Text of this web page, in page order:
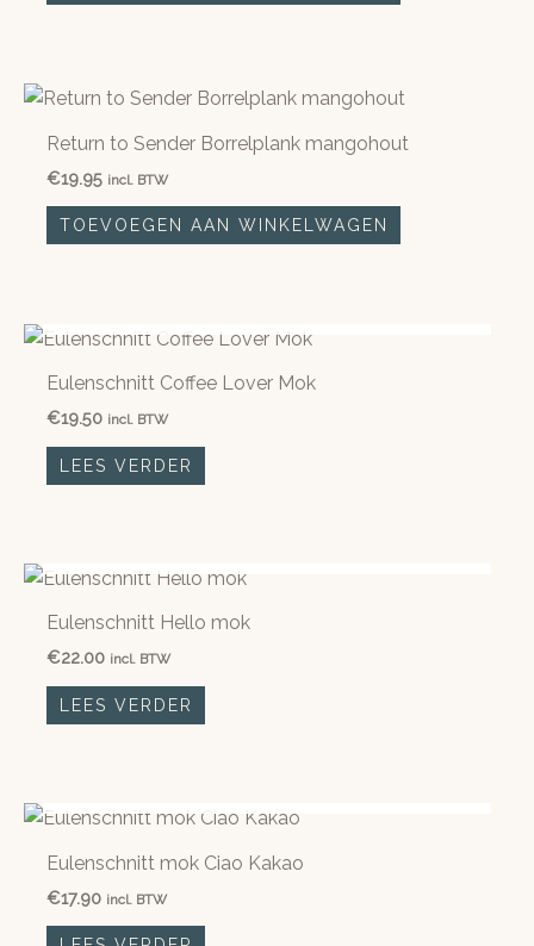
Return to Sender Borrelplank mangohout
€19.95 incl. BTW
TOEVOEGEN AAN WINKELWAGEN
Eulenschnitt Coffee Lover Mok
€19.50 incl. BTW
LEES VERDER
Eulenschnitt Hello mok
€22.00 incl. BTW
LEES VERDER
Eulenschnitt mok Ciao Kakao
€17.90 incl. BTW